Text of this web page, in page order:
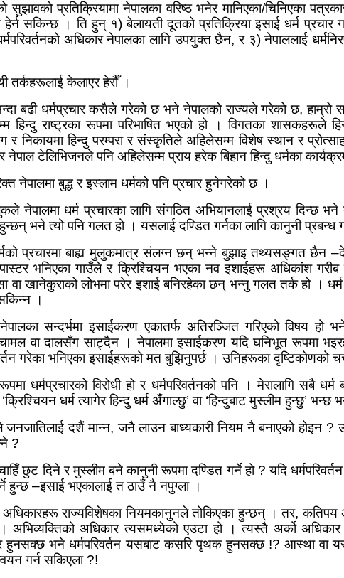
सुझावको प्रतिक्रियामा नेपालका वरिष्ठ भनेर मानिएका/चिनिएका
सकिन्छ । ति हुन् १) बेलायती दूतको प्रतिक्रिया इसाई धर्म प्रचार
अधिकार नेपालका लागि उपयुक्त छैन,र ३) नेपाललाई
तर्कहरूलाई केलाएर हेरौँ ।
बढी धर्मप्रचार कसैले गरेको छ भने नेपालको राज्यले गरेको छ,हाम्रो
हिन्दु राष्ट्रका रूपमा परिभाषित भएको हो । विगतका शासकहरूले
र निकायमा हिन्दु परम्परा र संस्कृतिले अहिलेसम्म विशेष स्थान र
नेपाल टेलिभिजनले पनि अहिलेसम्म प्राय हरेक बिहान हिन्दु धर्मका
नेपालमा बुद्ध र इस्लाम धर्मको पनि प्रचार हुनेगरेको छ ।
नेपालमा धर्म प्रचारका लागि संगठित अभियानलाई प्रश्रय दिन्छ
भने त्यो पनि गलत हो । यसलाई दण्डित गर्नका लागि कानुनी प्रबन्ध
प्रचारमा बाह्य मुलुकमात्र संलग्न छन् भन्ने बुझाइ तथ्यसङ्गत छैन –
भनिएका गाउँले र क्रिश्चियन भएका नव इशाईहरू अधिकांश
वा खानेकुराको लोभमा परेर इशाई बनिरहेका छन् भन्नु गलत तर्क हो । धर्म
।
सन्दर्भमा इसाईकरण एकातर्फ अतिरञ्जित गरिएको विषय
वा दालसँग साट्दैन । नेपालमा इसाईकरण यदि घनिभूत रूपमा
गरेका भनिएका इसाईहरूको मत बुझिनुपर्छ । उनिहरूका दृष्टिकोणको
धर्मप्रचारको विरोधी हो र धर्मपरिवर्तनको पनि । मेरालागि सबै
‘क्रिश्चियन धर्म त्यागेर हिन्दु धर्म अँगाल्छु’वा‘हिन्दुबाट मुस्लीम हुन्छु’ भन्छ
जनजातिलाई दशैं मान्न, जनै लाउन बाध्यकारी नियम नै बनाएको होइन ?
?
छुट दिने र मुस्लीम बने कानुनी रूपमा दण्डित गर्ने हो?यदि
हुन्छ–इसाई भएकालाई त ठाउँ नै नपुग्ला ।
अधिकारहरू राज्यविशेषका नियमकानुनले तोकिएका हुन्छन् । तर,कतिपय
। अभिव्यक्तिको अधिकार त्यसमध्येको एउटा हो । त्यस्तै अर्को
हुनसक्छ भने धर्मपरिवर्तन यसबाट कसरि पृथक हुनसक्छ !?आस्था वा
गर्न सकिएला?!